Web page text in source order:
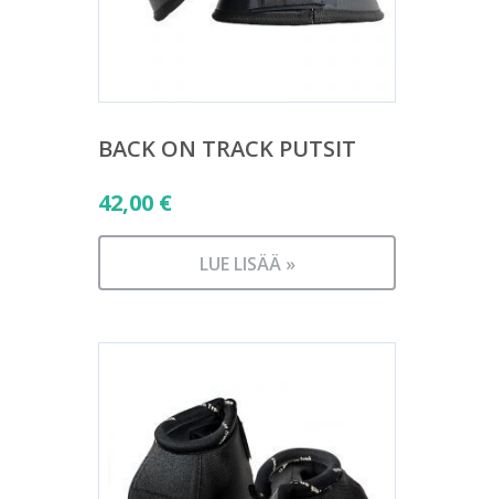
BACK ON TRACK PUTSIT
42,00 €
LUE LISÄÄ »